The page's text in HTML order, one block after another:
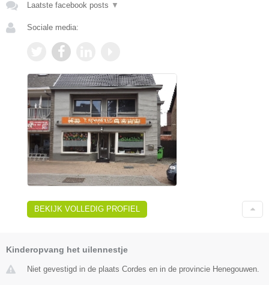
Laatste facebook posts ▼
Sociale media:
BEKIJK VOLLEDIG PROFIEL
Kinderopvang het uilennestje
Niet gevestigd in de plaats Cordes en in de provincie Henegouwen.